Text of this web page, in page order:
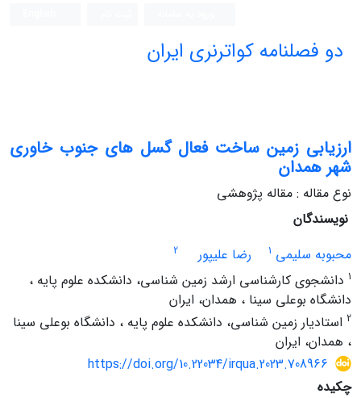
دو فصلنامه کواترنری ایران
ارزیابی زمین ساخت فعال گسل های جنوب خاوری
شهر همدان
نوع مقاله : مقاله پژوهشی
نویسندگان
محبوبه سلیمی 1 رضا علیپور
2
1 دانشجوی کارشناسی ارشد زمین شناسی، دانشکده علوم پایه ،
دانشگاه بوعلی سینا ، همدان، ایران
2 استادیار زمین شناسی، دانشکده علوم پایه ، دانشگاه بوعلی سینا
، همدان، ایران
https://doi.org/10.22034/irqua.2023.708966
چکیده